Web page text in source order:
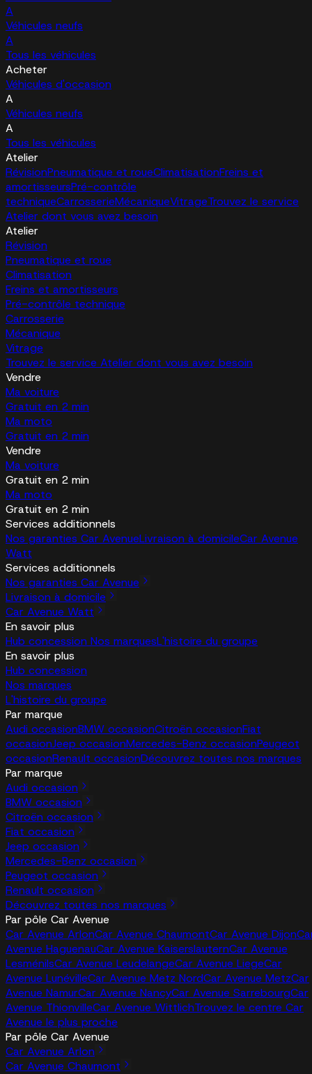
A
Véhicules neufs
A
Tous les véhicules
Acheter
Véhicules d'occasion
A
Véhicules neufs
A
Tous les véhicules
Atelier
RévisionPneumatique et roueClimatisationFreins et
amortisseursPré-contrôle
techniqueCarrosserieMécaniqueVitrageTrouvez le service
Atelier dont vous avez besoin
Atelier
Révision
Pneumatique et roue
Climatisation
Freins et amortisseurs
Pré-contrôle technique
Carrosserie
Mécanique
Vitrage
Trouvez le service Atelier dont vous avez besoin
Vendre
Ma voiture
Gratuit en 2 min
Ma moto
Gratuit en 2 min
Vendre
Ma voiture
Gratuit en 2 min
Ma moto
Gratuit en 2 min
Services additionnels
Nos garanties Car AvenueLivraison à domicileCar Avenue
Watt
Services additionnels
Nos garanties Car Avenue
Livraison à domicile
Car Avenue Watt
En savoir plus
Hub concession Nos marquesL'histoire du groupe
En savoir plus
Hub concession
Nos marques
L'histoire du groupe
Par marque
Audi occasionBMW occasionCitroën occasionFiat
occasionJeep occasionMercedes-Benz occasionPeugeot
occasionRenault occasionDécouvrez toutes nos marques
Par marque
Audi occasion
BMW occasion
Citroën occasion
Fiat occasion
Jeep occasion
Mercedes-Benz occasion
Peugeot occasion
Renault occasion
Découvrez toutes nos marques
Par pôle Car Avenue
Car Avenue ArlonCar Avenue ChaumontCar Avenue Dijon
Avenue HaguenauCar Avenue KaiserslauternCar Avenue
LesménilsCar Avenue LeudelangeCar Avenue LiegeCar
Avenue LunévilleCar Avenue Metz NordCar Avenue MetzCar
Avenue NamurCar Avenue NancyCar Avenue SarrebourgCar
Avenue ThionvilleCar Avenue WittlichTrouvez le centre Car
Avenue le plus proche
Par pôle Car Avenue
Car Avenue Arlon
Car Avenue Chaumont